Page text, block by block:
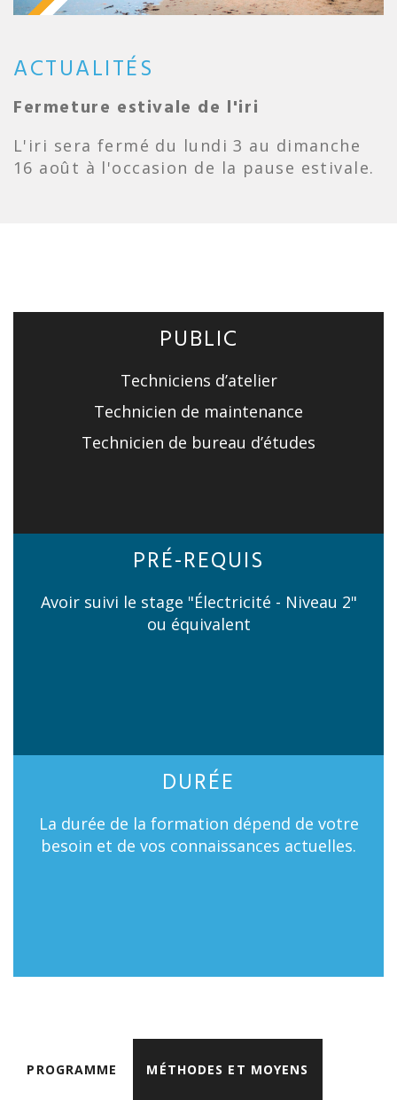
ACTUALITÉS
Fermeture estivale de l'iri
L'iri sera fermé du lundi 3 au dimanche
16 août à l'occasion de la pause estivale.
PUBLIC
Techniciens d’atelier
Technicien de maintenance
Technicien de bureau d’études
PRÉ-REQUIS
Avoir suivi le stage "Électricité - Niveau 2"
ou équivalent
DURÉE
La durée de la formation dépend de votre
besoin et de vos connaissances actuelles.
PROGRAMME MÉTHODES ET MOYENS